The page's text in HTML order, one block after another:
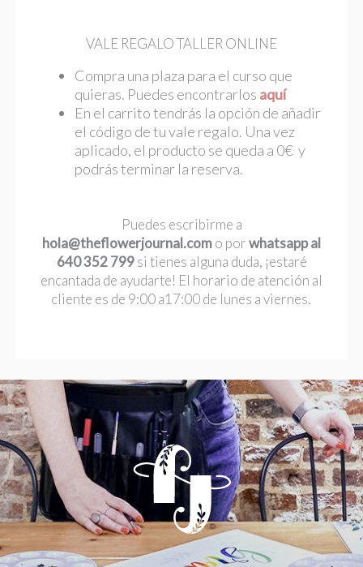
VALE REGALO TALLER ONLINE
Compra una plaza para el curso que
quieras. Puedes encontrarlos aquí
En el carrito tendrás la opción de añadir
el código de tu vale regalo. Una vez
aplicado, el producto se queda a 0€ y
podrás terminar la reserva.
Puedes escribirme a
hola@theflowerjournal.como porwhatsapp al
640 352 799si tienes alguna duda, ¡estaré
encantada de ayudarte! El horario de atención al
cliente es de 9:00 a17:00 de lunes a viernes.